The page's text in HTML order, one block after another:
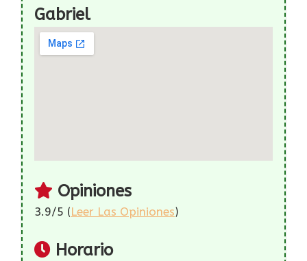
Gabriel
Opiniones
3.9/5 (Leer Las Opiniones)
Horario